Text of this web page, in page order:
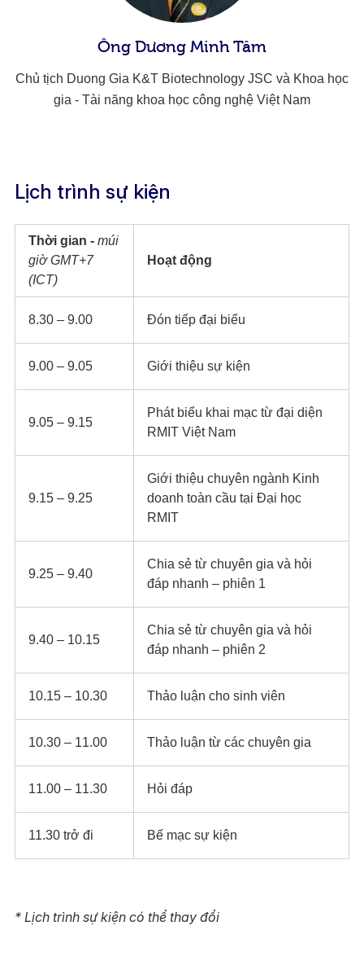
Ông Dương Minh Tâm​
Chủ tịch Duong Gia K&T Biotechnology JSC và Khoa học
gia - Tài năng khoa học công nghệ Việt Nam​
Lịch trình sự kiện
Thời gian - múi
giờ GMT+7
(ICT)
Hoạt động
8.30 – 9.00​ Đón tiếp đại biểu​
9.00 – 9.05​ Giới thiệu sự kiện​
9.05 – 9.15​
Phát biểu khai mạc từ đại diện
RMIT Việt Nam​
9.15 – 9.25​
Giới thiệu chuyên ngành Kinh
doanh toàn cầu tại Đại học
RMIT​
9.25 – 9.40​
Chia sẻ từ chuyên gia và hỏi
đáp nhanh – phiên 1​
9.40 – 10.15​
Chia sẻ từ chuyên gia và hỏi
đáp nhanh – phiên 2​
10.15 – 10.30​ Thảo luận cho sinh viên​
10.30 – 11.00​ Thảo luận từ các chuyên gia​
11.00 – 11.30​ Hỏi đáp ​
11.30 trở đi​ Bế mạc sự kiện​
* Lịch trình sự kiện có thể thay đổi​